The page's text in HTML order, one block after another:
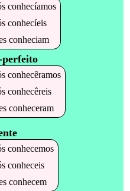
conhecíamos
conhecíeis
conheciam
perfeito
conhecêramos
conhecêreis
conheceram
conhecemos
conheceis
conhecem